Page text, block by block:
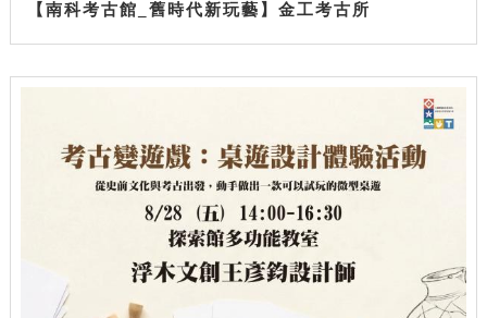
【南科考古館_舊時代新玩藝】金工考古所